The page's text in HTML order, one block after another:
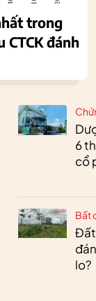
6
cổ
Bất
Đất
lo?
trong
CTCK đánh